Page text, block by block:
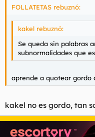
FOLLATETAS rebuznó:
kakel rebuznó:
Se queda sin palabras
subnormalidades que
aprende a quotear gordo
kakel no es gordo, tan